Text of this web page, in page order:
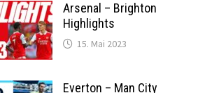
Arsenal – Brighton
Highlights
15. Mai 2023
Everton – Man City